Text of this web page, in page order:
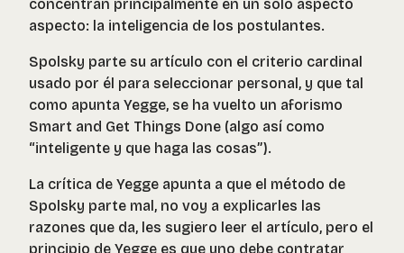
concentran principalmente en un sólo aspecto
aspecto: la inteligencia de los postulantes.
Spolsky parte su artículo con el criterio cardinal
usado por él para seleccionar personal, y que tal
como apunta Yegge, se ha vuelto un aforismo
Smart and Get Things Done (algo así como
“inteligente y que haga las cosas”).
La crítica de Yegge apunta a que el método de
Spolsky parte mal, no voy a explicarles las
razones que da, les sugiero leer el artículo, pero el
principio de Yegge es que uno debe contratar